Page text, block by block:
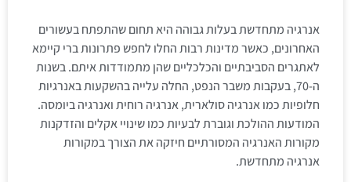
אנרגיה מתחדשת בעלות גבוהה היא תחום שהתפתח בעשורים
האחרונים, כאשר מדינות רבות החלו לחפש פתרונות ברי קיימא
לאתגרים הסביבתיים והכלכליים שהן מתמודדות איתם. בשנות
ה-70, בעקבות משבר הנפט, החלה עלייה בהשקעות באנרגיות
חלופיות כמו אנרגיה סולארית, אנרגיה רוחית ואנרגיה ביומסה.
המודעות ההולכת וגוברת לבעיות כמו שינויי אקלים והזדקנות
מקורות האנרגיה המסורתיים חיזקה את הצורך במקורות
אנרגיה מתחדשת.